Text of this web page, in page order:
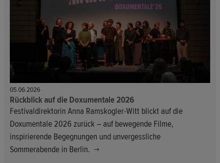
05.06.2026
Rückblick auf die Doxumentale 2026
Festivaldirektorin Anna Ramskogler-Witt blickt auf die
Doxumentale 2026 zurück – auf bewegende Filme,
inspirierende Begegnungen und unvergessliche
Sommerabende in Berlin.